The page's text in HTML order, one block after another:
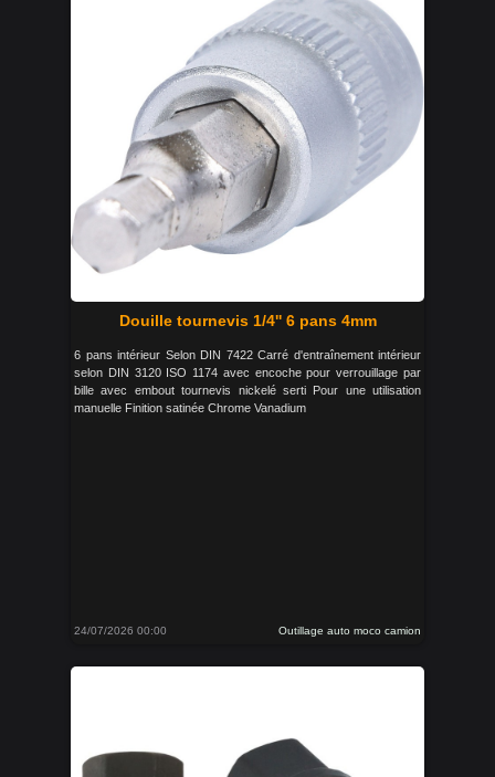
Douille tournevis 1/4'' 6 pans 4mm
6 pans intérieur Selon DIN 7422 Carré d'entraînement intérieur
selon DIN 3120 ISO 1174 avec encoche pour verrouillage par
bille avec embout tournevis nickelé serti Pour une utilisation
manuelle Finition satinée Chrome Vanadium
24/07/2026 00:00 Outillage auto moco camion